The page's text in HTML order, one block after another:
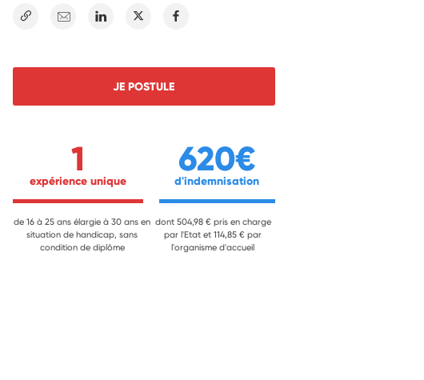
E-mail Linkedin Twitter
JE POSTULE
1
expérience unique
de 16 à 25 ans élargie à 30 ans en
situation de handicap, sans
condition de diplôme
620€
d'indemnisation
dont 504,98 € pris en charge
par l'Etat et 114,85 € par
l'organisme d'accueil